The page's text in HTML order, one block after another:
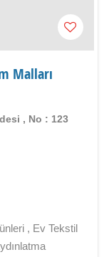
Malları
, No : 123
, Ev Tekstil